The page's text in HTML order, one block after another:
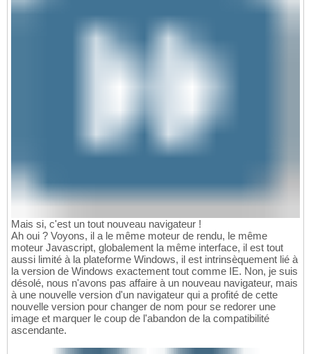
Mais si, c'est un tout nouveau navigateur !
Ah oui ? Voyons, il a le même moteur de rendu, le même
moteur Javascript, globalement la même interface, il est tout
aussi limité à la plateforme Windows, il est intrinsèquement lié à
la version de Windows exactement tout comme IE. Non, je suis
désolé, nous n'avons pas affaire à un nouveau navigateur, mais
à une nouvelle version d'un navigateur qui a profité de cette
nouvelle version pour changer de nom pour se redorer une
image et marquer le coup de l'abandon de la compatibilité
ascendante.